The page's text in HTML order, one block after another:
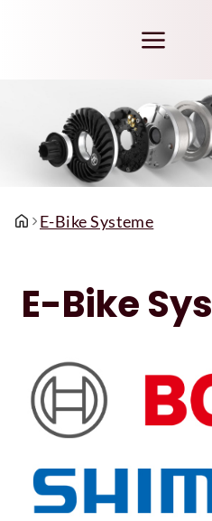
E-Bike Systeme
E-Bike